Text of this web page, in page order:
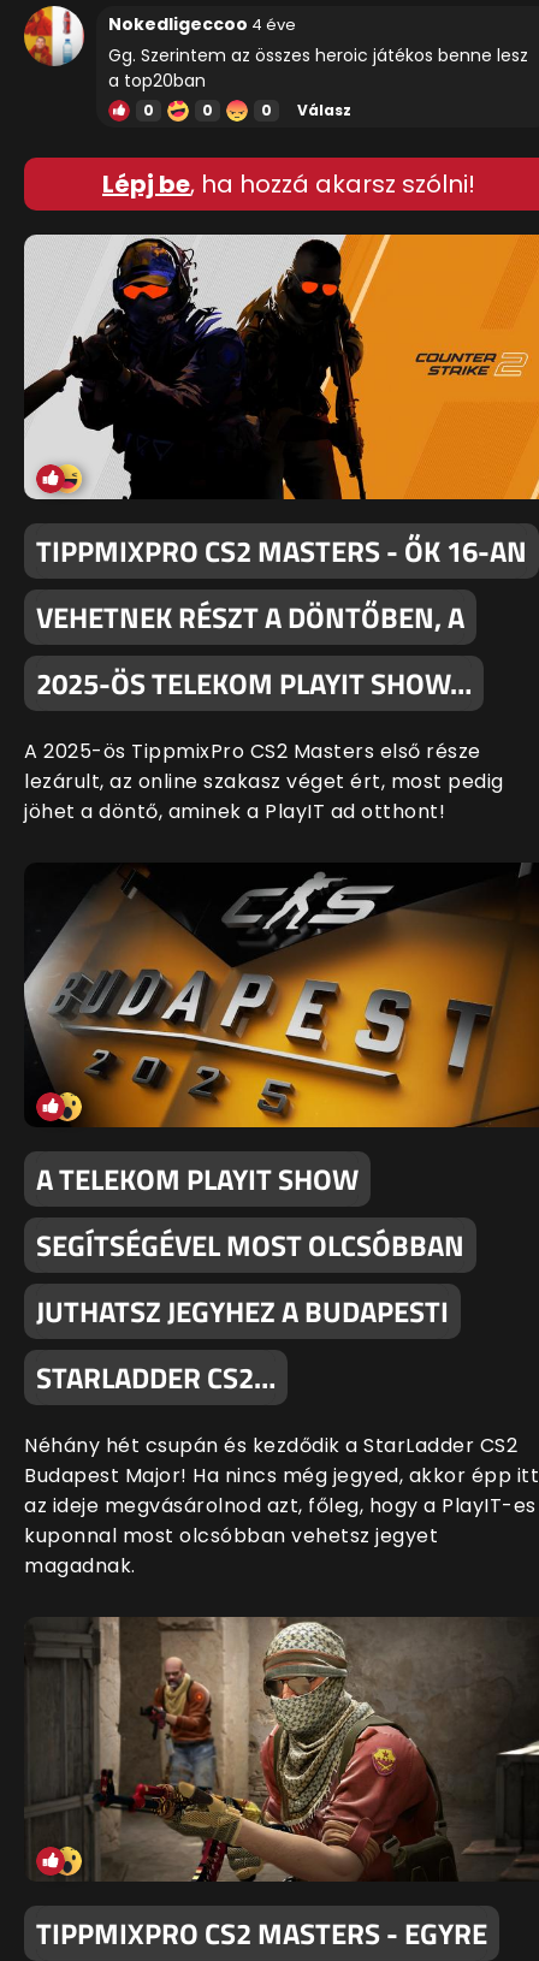
Nokedligeccoo 4 éve
Gg. Szerintem az összes heroic játékos benne lesz
a top20ban
0 0 0 Válasz
Lépj be, ha hozzá akarsz szólni!
TIPPMIXPRO CS2 MASTERS - ŐK 16-AN
VEHETNEK RÉSZT A DÖNTŐBEN, A
2025-ÖS TELEKOM PLAYIT SHOW…
A 2025-ös TippmixPro CS2 Masters első része
lezárult, az online szakasz véget ért, most pedig
jöhet a döntő, aminek a PlayIT ad otthont!
A TELEKOM PLAYIT SHOW
SEGÍTSÉGÉVEL MOST OLCSÓBBAN
JUTHATSZ JEGYHEZ A BUDAPESTI
STARLADDER CS2…
Néhány hét csupán és kezdődik a StarLadder CS2
Budapest Major! Ha nincs még jegyed, akkor épp itt
az ideje megvásárolnod azt, főleg, hogy a PlayIT-es
kuponnal most olcsóbban vehetsz jegyet
magadnak.
TIPPMIXPRO CS2 MASTERS - EGYRE